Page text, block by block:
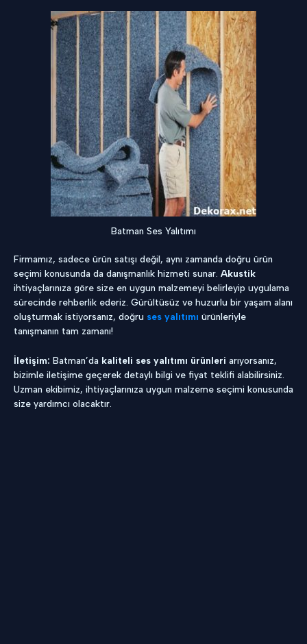
Batman Ses Yalıtımı
Firmamız, sadece ürün satışı değil, aynı zamanda doğru ürün
seçimi konusunda da danışmanlık hizmeti sunar. Akustik
ihtiyaçlarınıza göre size en uygun malzemeyi belirleyip uygulama
sürecinde rehberlik ederiz. Gürültüsüz ve huzurlu bir yaşam alanı
oluşturmak istiyorsanız, doğru ses yalıtımı ürünleriyle
tanışmanın tam zamanı!
İletişim: Batman’da kaliteli ses yalıtımı ürünleri arıyorsanız,
bizimle iletişime geçerek detaylı bilgi ve fiyat teklifi alabilirsiniz.
Uzman ekibimiz, ihtiyaçlarınıza uygun malzeme seçimi konusunda
size yardımcı olacaktır.